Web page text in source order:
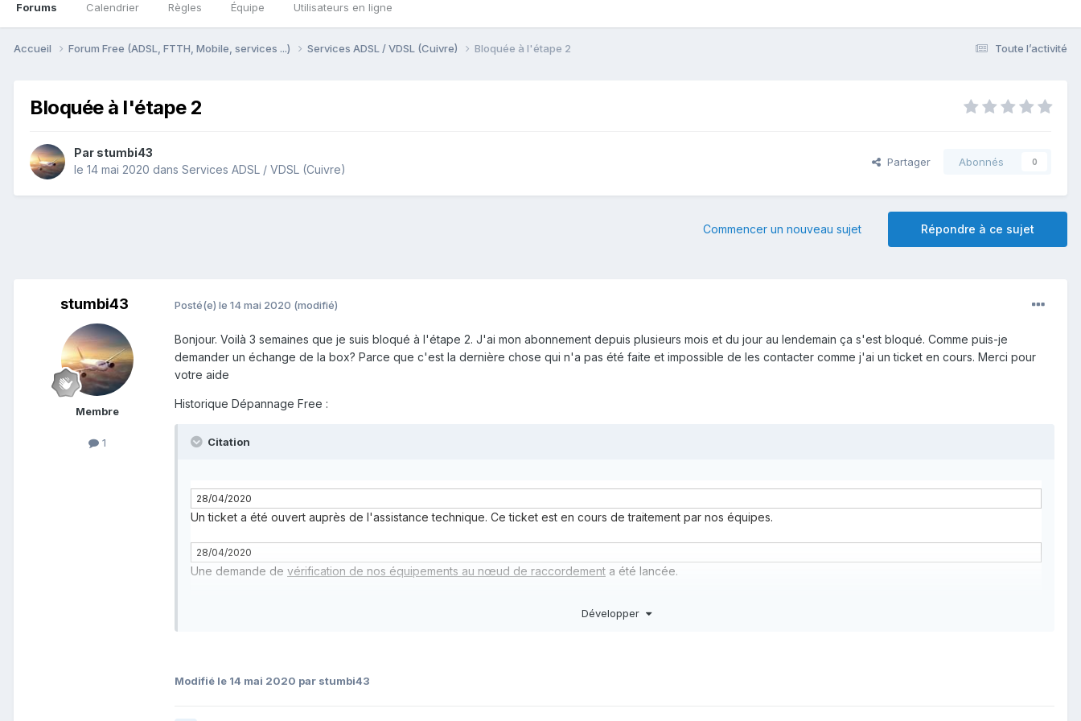
Forums Calendrier Règles Équipe Utilisateurs en ligne
Toute l’activité
Accueil Forum Free (ADSL, FTTH, Mobile, services ...) Services ADSL / VDSL (Cuivre) Bloquée à l'étape 2
Bloquée à l'étape 2
Par stumbi43
le 14 mai 2020 dans Services ADSL / VDSL (Cuivre)
Partager Abonnés 0
Répondre à ce sujet
Commencer un nouveau sujet
stumbi43
Membre
1
Posté(e) le 14 mai 2020 (modifié)
Bonjour. Voilà 3 semaines que je suis bloqué à l'étape 2. J'ai mon abonnement depuis plusieurs mois et du jour au lendemain ça s'est bloqué. Comme puis-je
demander un échange de la box? Parce que c'est la dernière chose qui n'a pas été faite et impossible de les contacter comme j'ai un ticket en cours. Merci pour
votre aide
Historique Dépannage Free :
Citation
28/04/2020
Un ticket a été ouvert auprès de l'assistance technique. Ce ticket est en cours de traitement par nos équipes.
28/04/2020
Une demande de vérification de nos équipements au nœud de raccordement a été lancée.
05/05/2020
Développer
Modifié le 14 mai 2020 par stumbi43